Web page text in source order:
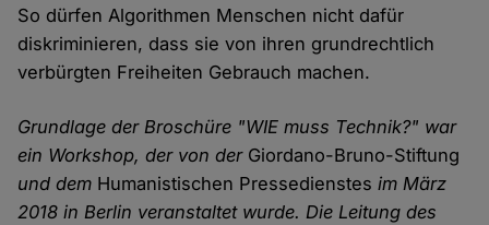
So dürfen Algorithmen Menschen nicht dafür
diskriminieren, dass sie von ihren grundrechtlich
verbürgten Freiheiten Gebrauch machen.
Grundlage der Broschüre "WIE muss Technik?" war
ein Workshop, der von der Giordano-Bruno-Stiftung
und dem Humanistischen Pressedienstes im März
2018 in Berlin veranstaltet wurde. Die Leitung des